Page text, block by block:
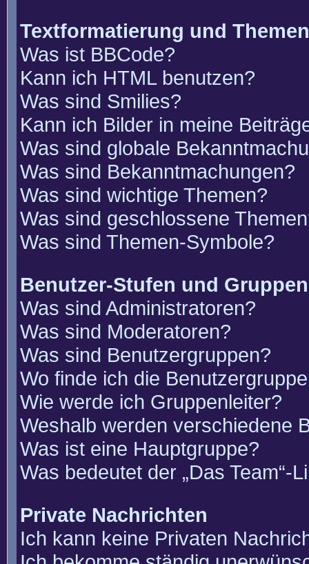
Textformatierung und
Was ist BBCode?
Kann ich HTML benutzen?
Was sind Smilies?
Kann ich Bilder in meine
Was sind globale
Was sind Bekanntmachungen?
Was sind wichtige Themen?
Was sind geschlossene
Was sind Themen-Symbole?
Benutzer-Stufen und Gruppen
Was sind Administratoren?
Was sind Moderatoren?
Was sind Benutzergruppen?
Wo finde ich die
Wie werde ich Gruppenleiter?
Weshalb werden verschiedene
Was ist eine Hauptgruppe?
Was bedeutet der „Das Team“-
Private Nachrichten
Ich kann keine Privaten